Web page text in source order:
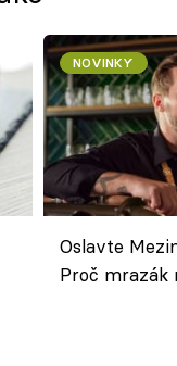
NOVINKY
Oslavte
Proč